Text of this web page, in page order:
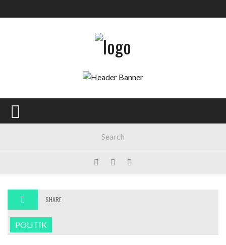
POLITIK
MEINUNG
SPORT
SHARE
POLITIK